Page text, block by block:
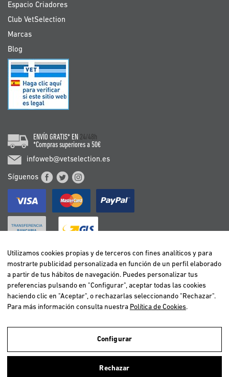
Utilizamos cookies propias y de terceros para realizar el análisis de la
navegación de los usuarios y de este modo poder ofrecer un mejor
Espacio Criadores
Club VetSelection
Marcas
Blog
ENVÍO GRATIS* EN 24/48h
*Compras superiores a 50€
infoweb@vetselection.es
Síguenos
BELGIË / BELGIQUE
DEUTSCHLAND
ESPAÑA
FRANCE
ITALIA
NEDERLAND
ÖSTERREICH
PORTUGAL
Utilizamos cookies propias y de terceros con fines analíticos y para
mostrarte publicidad personalizada en función de un perfil elaborado
a partir de tus hábitos de navegación. Puedes personalizar tus
preferencias pulsando en "Configurar", aceptar todas las cookies
haciendo clic en "Aceptar", o rechazarlas seleccionando "Rechazar".
Para más información consulta nuestra Política de Cookies.
Configurar
Rechazar